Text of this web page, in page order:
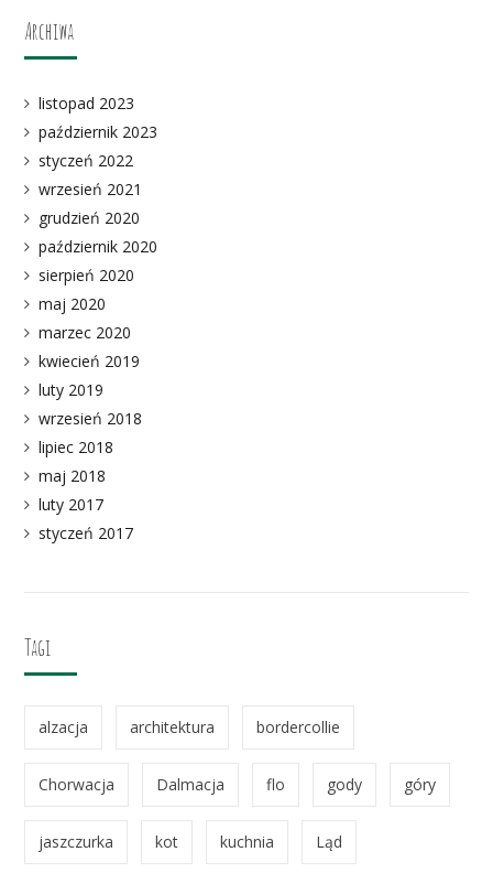
Archiwa
listopad 2023
październik 2023
styczeń 2022
wrzesień 2021
grudzień 2020
październik 2020
sierpień 2020
maj 2020
marzec 2020
kwiecień 2019
luty 2019
wrzesień 2018
lipiec 2018
maj 2018
luty 2017
styczeń 2017
Tagi
alzacja architektura bordercollie
Chorwacja Dalmacja flo gody góry
jaszczurka kot kuchnia Ląd